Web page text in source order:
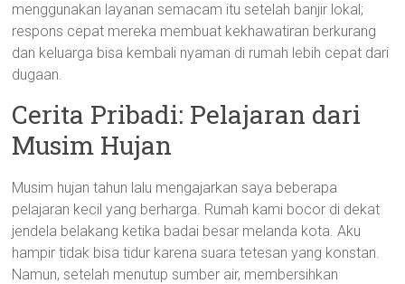
menggunakan layanan semacam itu setelah banjir lokal;
respons cepat mereka membuat kekhawatiran berkurang
dan keluarga bisa kembali nyaman di rumah lebih cepat dari
dugaan.
Cerita Pribadi: Pelajaran dari
Musim Hujan
Musim hujan tahun lalu mengajarkan saya beberapa
pelajaran kecil yang berharga. Rumah kami bocor di dekat
jendela belakang ketika badai besar melanda kota. Aku
hampir tidak bisa tidur karena suara tetesan yang konstan.
Namun, setelah menutup sumber air, membersihkan